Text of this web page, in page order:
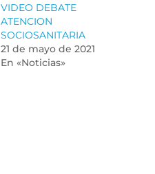
VIDEO DEBATE
ATENCION
SOCIOSANITARIA
21 de mayo de 2021
En «Noticias»